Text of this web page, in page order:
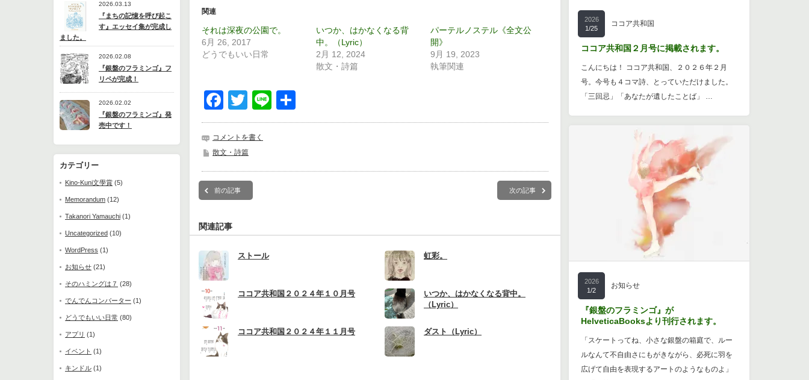
2026.03.13
『まちの記憶を呼び起こ
す』エッセイ集が完成し
ました。
2026.02.08
『銀盤のフラミンゴ』フ
リペが完成！
2026.02.02
『銀盤のフラミンゴ』発
売中です！
カテゴリー
Kino-Kuni文學賞 (5)
Memorandum (12)
Takanori Yamauchi (1)
Uncategorized (10)
WordPress (1)
お知らせ (21)
そのハミングは７ (28)
でんでんコンバーター (1)
どうでもいい日常 (80)
アプリ (1)
イベント (1)
キンドル (1)
関連
それは深夜の公園で。
6月 26, 2017
どうでもいい日常
いつか、はかなくなる背
中。（Lyric）
2月 12, 2024
散文・詩篇
パーテルノステル《全文公
開》
9月 19, 2023
執筆関連
Facebook
Twitter
Line
有
コメントを書く
散文・詩篇
前の記事 次の記事
関連記事
ストール 虹彩。
ココア共和国２０２４年１０月号
いつか、はかなくなる背中。
（Lyric）
ココア共和国２０２４年１１月号 ダスト（Lyric）
2026
1/25
ココア共和国
ココア共和国２月号に掲載されます。
こんにちは！ ココア共和国、２０２６年２月
号。今号も４コマ詩、とっていただけました。
「三回忌」「あなたが遺したことば」 …
2026
1/2
お知らせ
『銀盤のフラミンゴ』が
HelveticaBooksより刊行されます。
「スケートってね、小さな銀盤の箱庭で、ルー
ルなんて不自由さにもがきながら、必死に羽を
広げて自由を表現するアートのようなものよ」